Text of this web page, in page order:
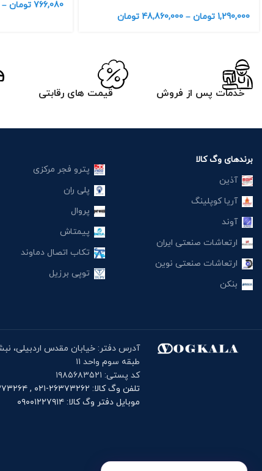
1,290,000 تومان –
48,860,000 تومان
766,080 تومان –
خدمات پس از فروش قیمت های رقابتی
برندهای وگ کالا
آذین
آریا کوپلینگ
آوند
ارتعاشات صنعتی ایران
ارتعاشات صنعتی نوین
بنکن
پترو فجر مرکزی
پلی ران
پروال
پیمتاش
تکاب اتصال دماوند
توپی برزیل
طبقه سوم واحد ۱۱
کد پستی: ۱۹۸۵۶۸۳۵۲۱
تلفن وگ کالا: ۲۶۳۷۳۲۶۲-۰۲۱ , ۲۶۳۷۳۲۶۴-۰۲۱
موبایل دفتر وگ کالا: ۰۹۰۰۱۲۲۷۹۱۴